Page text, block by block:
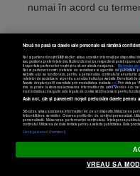
numai în acord cu
Termeni și condiții
Copyright ©
Setări cookies
Nouă ne pasă ca datele tale personale să rămână
Noi și partenerii noștri589stocăm și/sau accesăm informații pe
sau gestiona preferințele dvs. făcând clic mai jos, respectiv vă puteți opune
fi raportate partenerilor noștri și nu vă vor afecta navigarea.
Mai multe
Noi si partenerii nostri (retelele de socializare si agentiile de publicitate
website-ului sa functioneze, pentru a personaliza continutul si anunturile
retelelor de socializare si pentru a analiza traficul pe website. Beneficiati
Aceste drepturi pot fi exercitate prin modalitatea indicataaici. Prin click pe
dvs. cu privire la stocarea/accesarea informatiilor de catre Vendor-ii cu
mod individual, mai putin cele legate de cookie strict necesare pentru
Atât noi, cât și partenerii noștri prelucrăm datele pentru
Stocarea și/sau accesarea informațiilor de pe un dispozitiv. Măsurarea
îmbunătățirea serviciilor. Crearea profilurilor de conținut personalizat.
personalizată. Măsurarea performanței conținutului. Înțelegerea
conținutul. Utilizarea de date limitate pentru a selecta publicitatea. Date
Listă parteneri (furnizori)
VREAU SA